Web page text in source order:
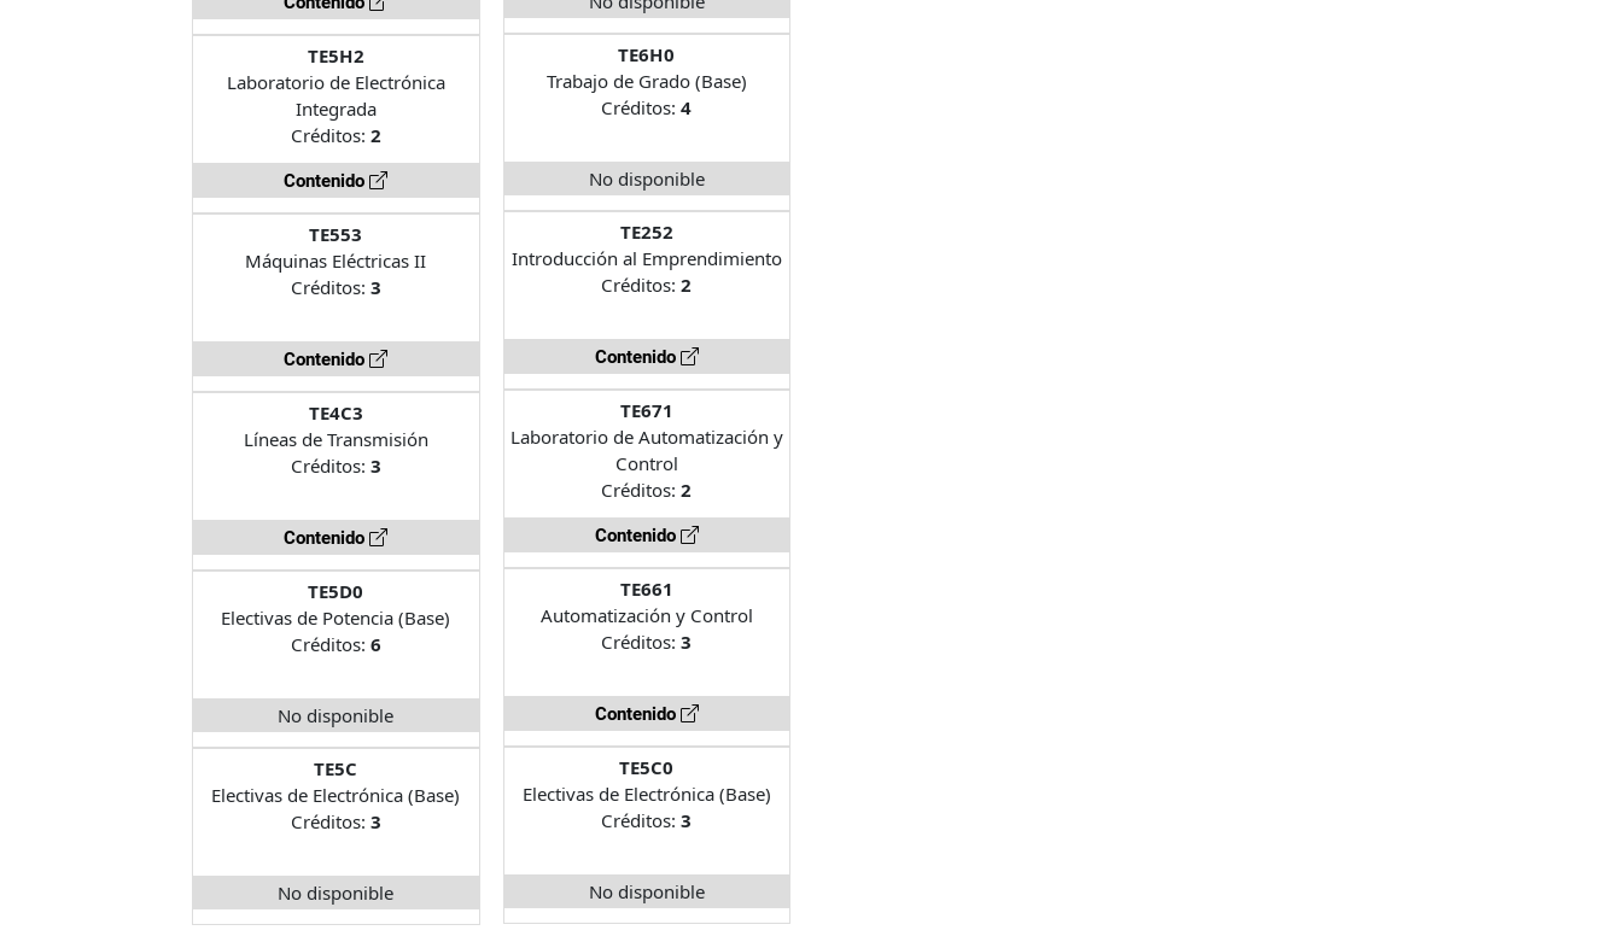
TE5H2
Laboratorio de Electrónica
Integrada
Créditos: 2
Contenido
TE553
Máquinas Eléctricas II
Créditos: 3
Contenido
TE4C3
Líneas de Transmisión
Créditos: 3
Contenido
TE5D0
Electivas de Potencia (Base)
Créditos: 6
No disponible
TE5C
Electivas de Electrónica (Base)
Créditos: 3
No disponible
TE6H0
Trabajo de Grado (Base)
Créditos:4
No disponible
TE252
Introducción al Emprendimiento
Créditos:2
Contenido
TE671
Laboratorio de Automatización y
Control
Créditos:2
Contenido
TE661
Automatización y Control
Créditos:3
Contenido
TE5C0
Electivas de Electrónica (Base)
Créditos:3
No disponible